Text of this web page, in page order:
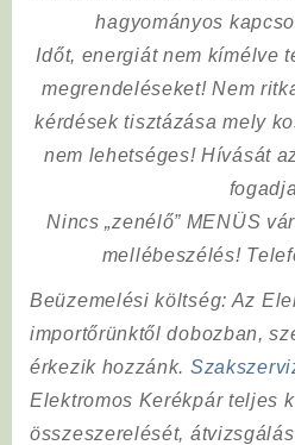
hagyományos
Időt, energiát nem kímélve
megrendeléseket! Nem
kérdések tisztázása mely
nem lehetséges! Hívását
Nincs „zenélő” MENÜS
mellébeszélés!
Beüzemelési költség: Az
importőrünktől dobozban,
érkezik hozzánk.
Elektromos Kerékpár teljes
összeszerelését,